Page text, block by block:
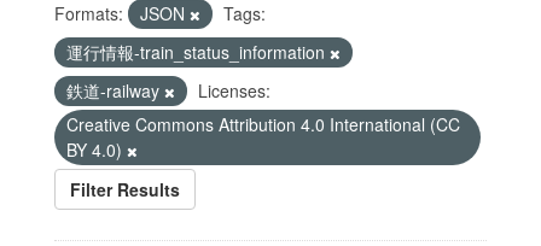
Formats: JSON
Tags:
運行情報-train_status_information
鉄道-railway
Licenses:
Creative Commons Attribution 4.0 International (CC
BY 4.0)
Filter Results